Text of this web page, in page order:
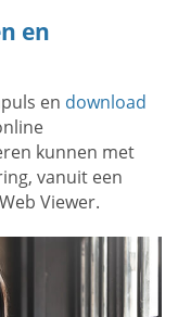
en
en download
kunnen met
vanuit een
Viewer.